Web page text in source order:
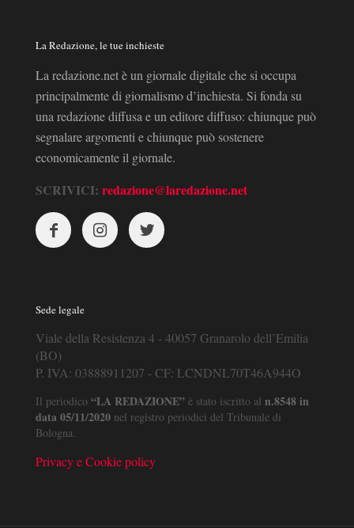
La Redazione, le tue inchieste
La redazione.net è un giornale digitale che si occupa
principalmente di giornalismo d’inchiesta. Si fonda su
una redazione diffusa e un editore diffuso: chiunque può
segnalare argomenti e chiunque può sostenere
economicamente il giornale.
SCRIVICI: redazione@laredazione.net
Sede legale
Viale della Resistenza 4 - 40057 Granarolo dell’Emilia
(BO)
P. IVA: 03888911207 - CF: LCNDNL70T46A944O
Il periodico “LA REDAZIONE” è stato iscritto al n.8548 in
data 05/11/2020 nel registro periodici del Tribunale di
Bologna.
Privacy e Cookie policy